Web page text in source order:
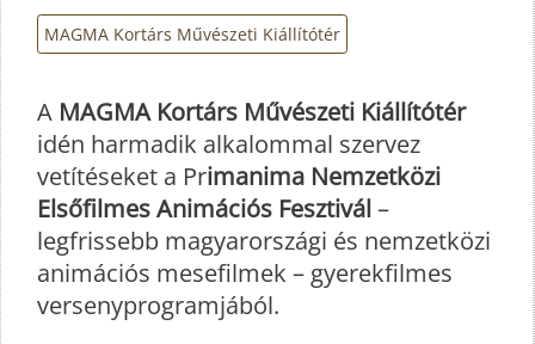
MAGMA Kortárs Művészeti Kiállítótér
A MAGMA Kortárs Művészeti Kiállítótér
idén harmadik alkalommal szervez
vetítéseket a Primanima Nemzetközi
Elsőfilmes Animációs Fesztivál–
legfrissebb magyarországi és nemzetközi
animációs mesefilmek – gyerekfilmes
versenyprogramjából.